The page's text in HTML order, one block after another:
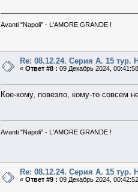
Avanti "Napoli" - L'AMORE GRANDE !
Re: 08.12.24. Серия А. 15 тур.
«Ответ #8 : 09 Декабрь 2024,
Кое-кому, повезло, кому-то совсем
Avanti "Napoli" - L'AMORE GRANDE !
Re: 08.12.24. Серия А. 15 тур.
«Ответ #9 : 09 Декабрь 2024,